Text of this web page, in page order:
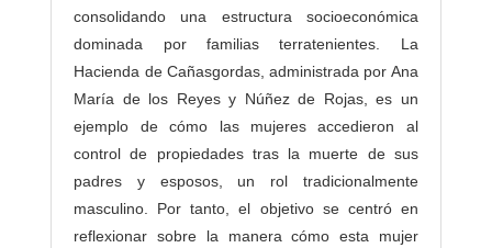
consolidando una estructura socioeconómica
dominada por familias terratenientes. La
Hacienda de Cañasgordas, administrada por Ana
María de los Reyes y Núñez de Rojas, es un
ejemplo de cómo las mujeres accedieron al
control de propiedades tras la muerte de sus
padres y esposos, un rol tradicionalmente
masculino. Por tanto, el objetivo se centró en
reflexionar sobre la manera cómo esta mujer